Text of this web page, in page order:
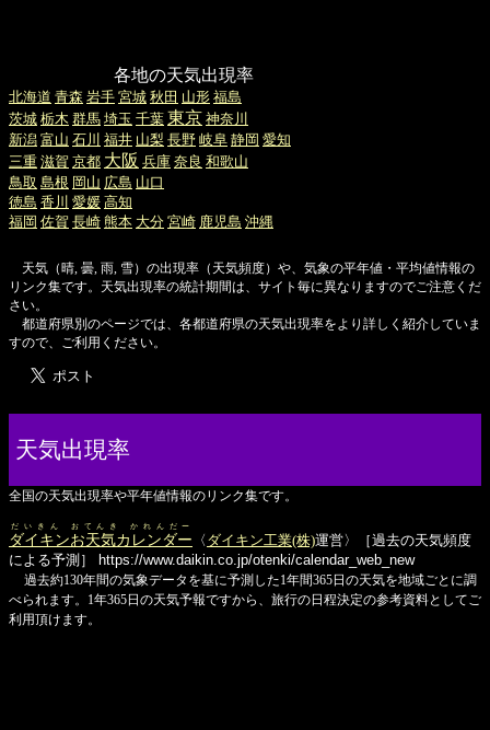
各地の天気出現率
北海道 青森 岩手 宮城 秋田 山形 福島
茨城 栃木 群馬 埼玉 千葉 東京 神奈川
新潟 富山 石川 福井 山梨 長野 岐阜 静岡 愛知
三重 滋賀 京都 大阪 兵庫 奈良 和歌山
鳥取 島根 岡山 広島 山口
徳島 香川 愛媛 高知
福岡 佐賀 長崎 熊本 大分 宮崎 鹿児島 沖縄
天気（晴, 曇, 雨, 雪）の出現率（天気頻度）や、気象の平年値・平均値情報の
リンク集です。天気出現率の統計期間は、サイト毎に異なりますのでご注意くだ
さい。
都道府県別のページでは、各都道府県の天気出現率をより詳しく紹介していま
すので、ご利用ください。
天気出現率
全国の天気出現率や平年値情報のリンク集です。
ダイキンお天気カレンダー
だいきん おてんき かれんだー
〈 ダイキン工業(株)運営〉［過去の天気頻度
による予測］
https://www.daikin.co.jp/otenki/calendar_web_new
過去約130年間の気象データを基に予測した1年間365日の天気を地域ごとに調
べられます。1年365日の天気予報ですから、旅行の日程決定の参考資料としてご
利用頂けます。